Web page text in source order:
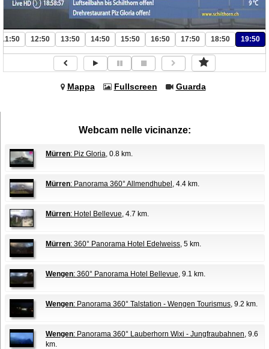
11:50 12:50 13:50 14:50 15:50 16:50 17:50 18:50 19:50
Mappa Fullscreen Guarda
Webcam nelle vicinanze:
Mürren: Piz Gloria, 0.8 km.
Mürren: Panorama 360° Allmendhubel , 4.4 km.
Mürren: Hotel Bellevue, 4.7 km.
Mürren: 360° Panorama Hotel Edelweiss, 5 km.
Wengen: 360° Panorama Hotel Bellevue, 9.1 km.
Wengen: Panorama 360° Talstation - Wengen Tourismus, 9.2 km.
Wengen: Panorama 360° Lauberhorn Wixi - Jungfraubahnen, 9.6
km.